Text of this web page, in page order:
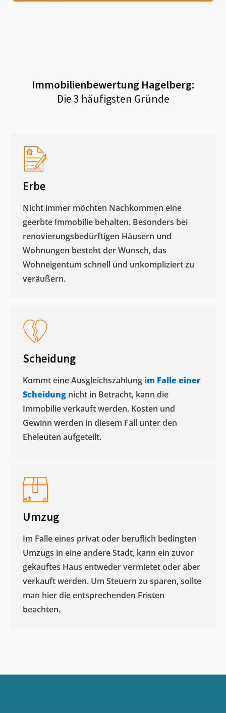
Immobilienbewertung Hagelberg:
Die 3 häufigsten Gründe
Erbe
Nicht immer möchten Nachkommen eine
geerbte Immobilie behalten. Besonders bei
renovierungsbedürftigen Häusern und
Wohnungen besteht der Wunsch, das
Wohneigentum schnell und unkompliziert zu
veräußern. ​
Scheidung
Kommt eine Ausgleichszahlung im Falle einer
Scheidung nicht in Betracht, kann die
Immobilie verkauft werden. Kosten und
Gewinn werden in diesem Fall unter den
Eheleuten aufgeteilt.​
Umzug
Im Falle eines privat oder beruflich bedingten
Umzugs in eine andere Stadt, kann ein zuvor
gekauftes Haus entweder vermietet oder aber
verkauft werden. Um Steuern zu sparen, sollte
man hier die entsprechenden Fristen
beachten.